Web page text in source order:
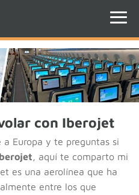
con Iberojet
Europa y te preguntas si
, aquí te comparto mi
es una aerolínea que ha
entre los que